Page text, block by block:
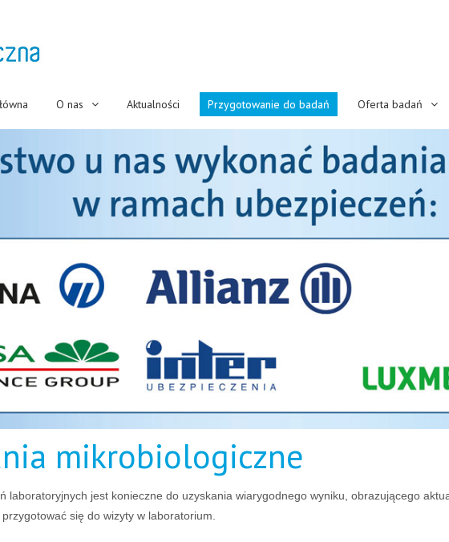
O nas Aktualności Przygotowanie do badań Oferta badań
mikrobiologiczne
laboratoryjnych jest konieczne do uzyskania wiarygodnego wyniku, obrazującego
się do wizyty w laboratorium.